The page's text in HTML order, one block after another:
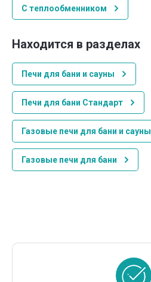
С теплообменником
Находится в разделах
Печи для бани и сауны
Печи для бани Стандарт
Газовые печи для бани и сауны
Газовые печи для бани